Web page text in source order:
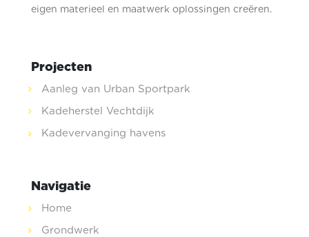
eigen materieel en maatwerk oplossingen creëren.
Projecten
Aanleg van Urban Sportpark
Kadeherstel Vechtdijk
Kadevervanging havens
Navigatie
Home
Grondwerk